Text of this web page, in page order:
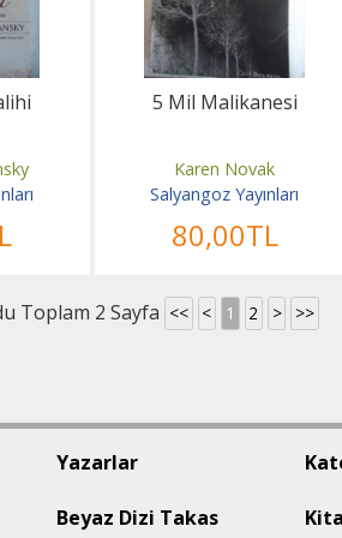
5 Mil Malikanesi
Karen Novak
Salyangoz Yayınları
80,00TL
Toplam 2 Sayfa << < 1 2 > >>
Yazarlar
Beyaz Dizi Takas